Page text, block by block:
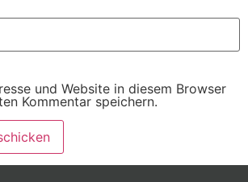
und Website in diesem Browser
Kommentar speichern.